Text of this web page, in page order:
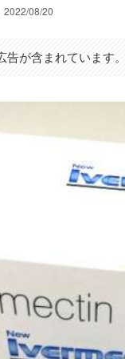
2022/08/20
告が含まれています